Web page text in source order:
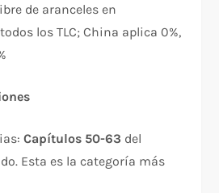
de aranceles en
los TLC; China aplica 0%,
Capítulos 50-63 del
Esta es la categoría más